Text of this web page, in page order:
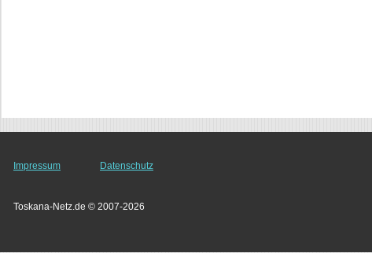
Impressum Datenschutz
Toskana-Netz.de © 2007-2026